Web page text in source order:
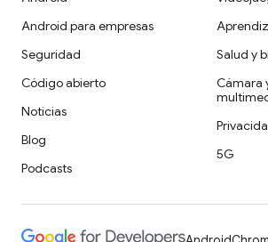
Android para empresas
Seguridad
Código abierto
Noticias
Blog
Podcasts
Salud y
Cámara
5G